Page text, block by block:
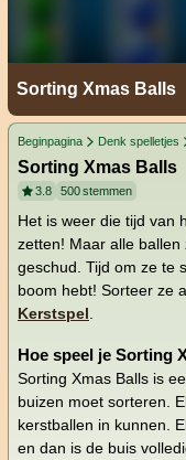
Sorting Xmas Balls
Beginpagina Denk spelletjes
Sorting Xmas Balls
3.8 500stemmen
Het is weer die tijd van
zetten! Maar alle
geschud. Tijd om ze te
boom hebt! Sorteer ze
Kerstspel.
Hoe speel je Sorting
Sorting Xmas Balls is
buizen moet sorteren.
kerstballen in kunnen.
en dan is de buis